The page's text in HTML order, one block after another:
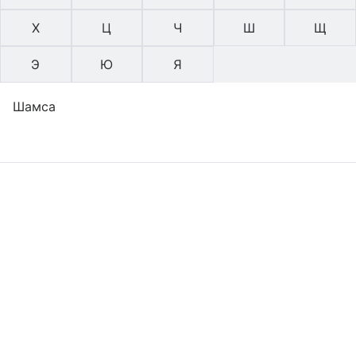
Х Ц Ч Ш Щ
Э Ю Я
Шамса